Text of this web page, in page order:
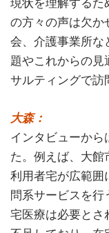
の方々の声は欠か
会、介護事業所な
題やこれからの見
サルティングで訪
大森：
インタビューから
た。例えば、大
利用者宅が広範囲
問系サービスを行
宅医療は必要とさ